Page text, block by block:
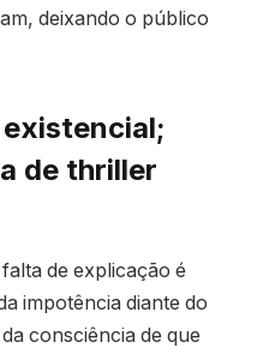
deixando o público
de thriller
de explicação é
impotência diante do
consciência de que